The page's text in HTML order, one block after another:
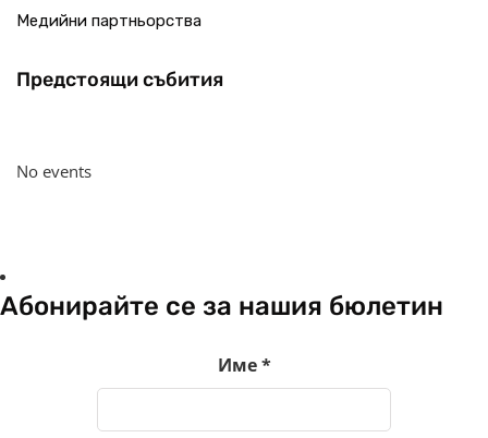
Медийни партньорства
Предстоящи събития
No events
Абонирайте се за нашия бюлетин
Име*